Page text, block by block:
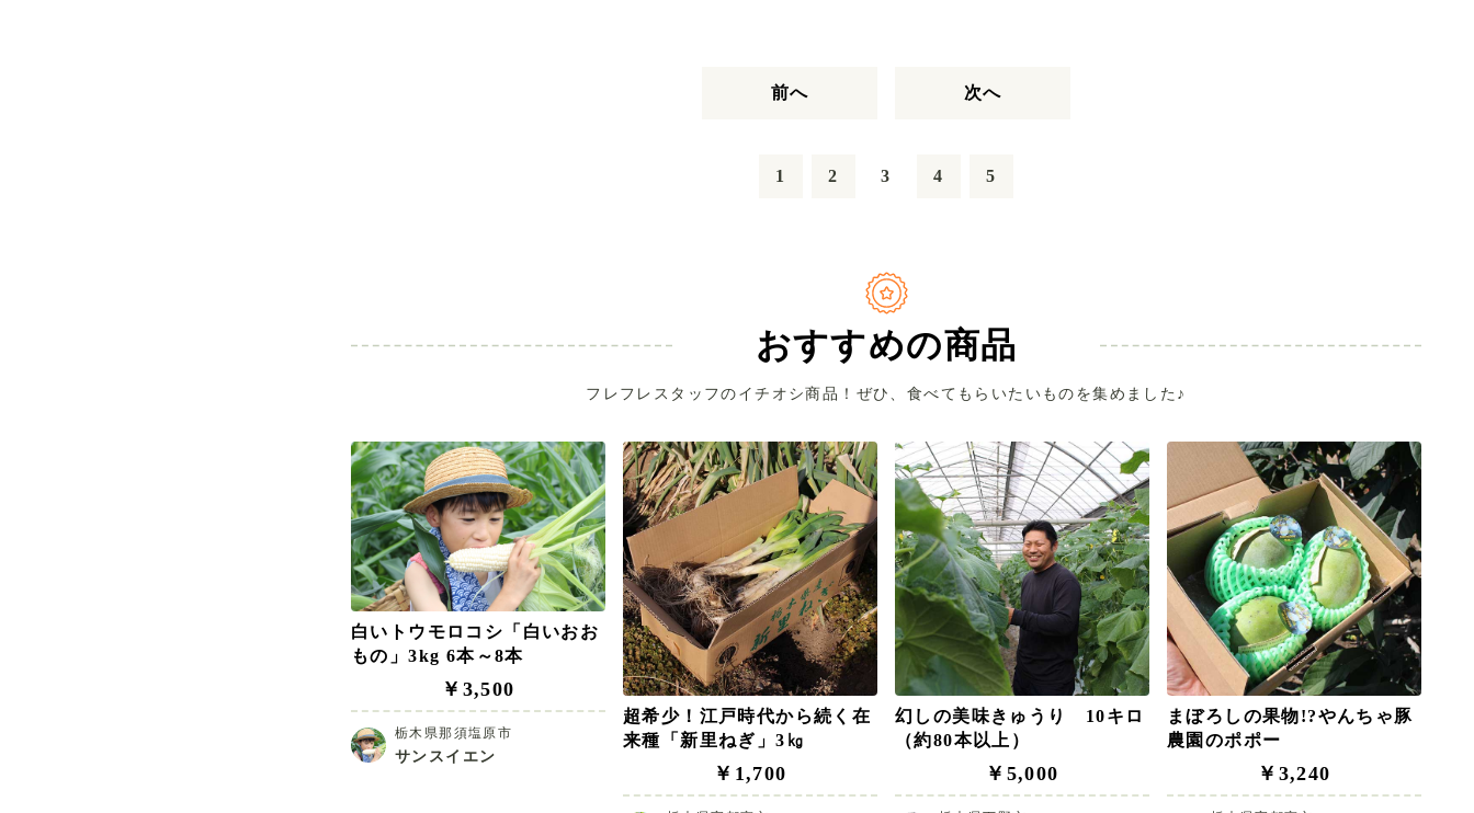
前へ 次へ
1 2 3 4 5
おすすめの商品
フレフレスタッフのイチオシ商品！ぜひ、食べてもらいたいものを集めました♪
白いトウモロコシ「白いおお
もの」3kg 6本～8本
￥3,500
栃木県那須塩原市
サンスイエン
超希少！江戸時代から続く在
来種「新里ねぎ」3㎏
￥1,700
幻しの美味きゅうり 10キロ
（約80本以上）
￥5,000
まぼろしの果物!?やんちゃ豚
農園のポポー
￥3,240